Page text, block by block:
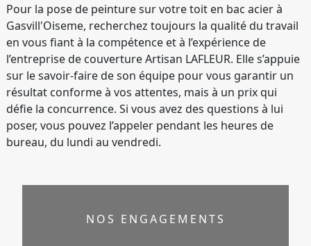
Pour la pose de peinture sur votre toit en bac acier à
Gasvill'Oiseme, recherchez toujours la qualité du travail
en vous fiant à la compétence et à l’expérience de
l’entreprise de couverture Artisan LAFLEUR. Elle s’appuie
sur le savoir-faire de son équipe pour vous garantir un
résultat conforme à vos attentes, mais à un prix qui
défie la concurrence. Si vous avez des questions à lui
poser, vous pouvez l’appeler pendant les heures de
bureau, du lundi au vendredi.
NOS ENGAGEMENTS